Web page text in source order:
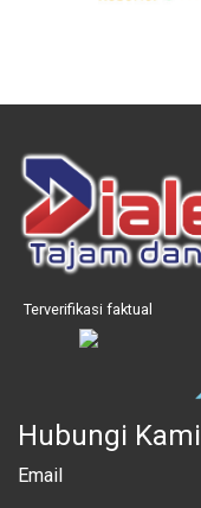
Terverifikasi faktual
Hubungi Kami
Email